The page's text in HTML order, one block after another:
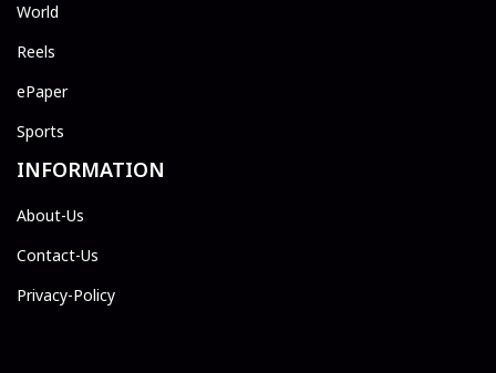
World
Reels
ePaper
Sports
INFORMATION
About-Us
Contact-Us
Privacy-Policy